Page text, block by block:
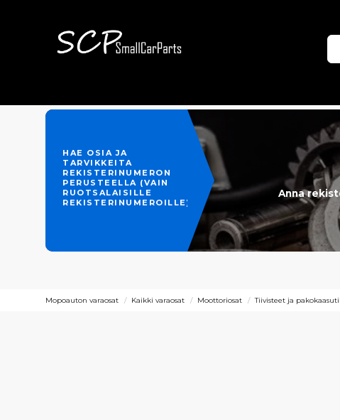
HAE OSIA JA
TARVIKKEITA
REKISTERINUMERON
PERUSTEELLA (VAIN
RUOTSALAISILLE
REKISTERINUMEROILLE)
Anna
Mopoauton varaosat Kaikki varaosat Moottoriosat Tiivisteet ja